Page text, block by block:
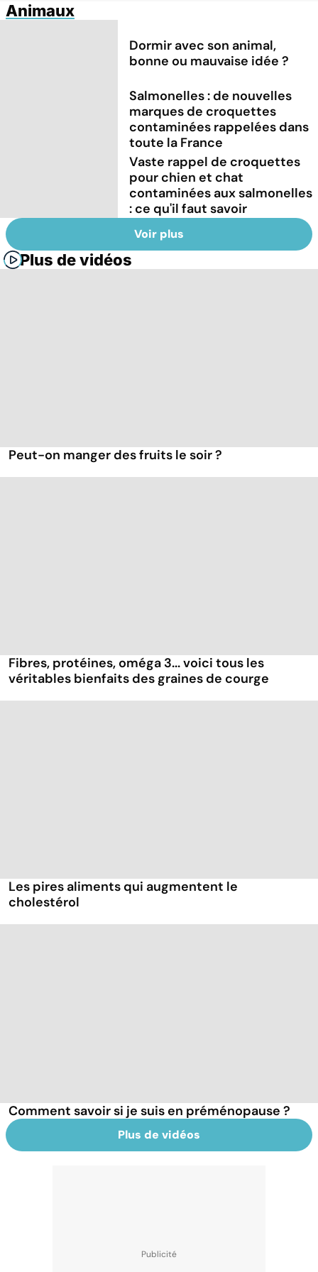
Animaux
Dormir avec son animal,
bonne ou mauvaise idée ?
Salmonelles : de nouvelles
marques de croquettes
contaminées rappelées dans
toute la France
Vaste rappel de croquettes
pour chien et chat
contaminées aux salmonelles
: ce qu'il faut savoir
Voir plus
Plus de vidéos
Peut-on manger des fruits le soir ?
Fibres, protéines, oméga 3... voici tous les
véritables bienfaits des graines de courge
Les pires aliments qui augmentent le
cholestérol
Comment savoir si je suis en préménopause ?
Plus de vidéos